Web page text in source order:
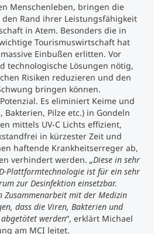
Menschenleben, bringen die
den Rand ihrer Leistungsfähigkeit
in Atem. Besonders die in
Tourismuswirtschaft hat
Einbußen erlitten. Vor
technologische Lösungen nötig,
Risiken reduzieren und den
bringen können.
Es eliminiert Keime und
Bakterien, Pilze etc.) in Gondeln
mittels UV-C Lichts effizient,
in kürzester Zeit und
haftende Krankheitserreger ab,
verhindert werden. „Diese in sehr
Plattformtechnologie ist für ein sehr
zur Desinfektion einsetzbar.
Zusammenarbeit mit der Medizin
dass die Viren, Bakterien und
werden“, erklärt Michael
am MCI leitet.